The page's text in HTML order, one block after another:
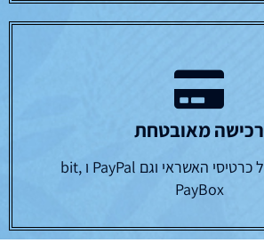
רכישה מאובטחת
עובדים עם כל כרטיסי האשראי וגם PayPal ו bit,
PayBox